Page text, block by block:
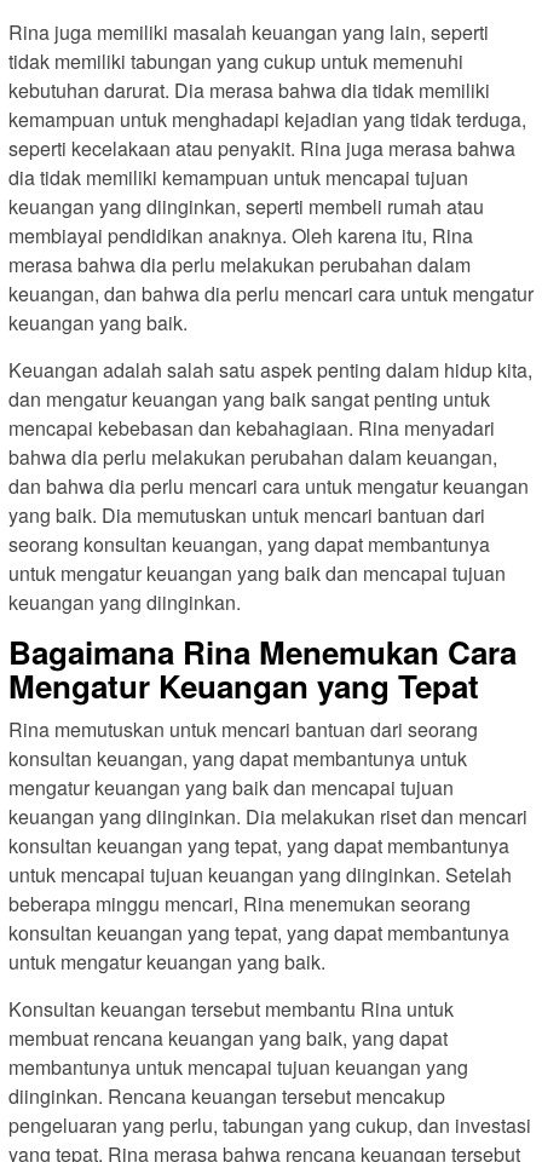
Rina juga memiliki masalah keuangan yang lain, seperti
tidak memiliki tabungan yang cukup untuk memenuhi
kebutuhan darurat. Dia merasa bahwa dia tidak memiliki
kemampuan untuk menghadapi kejadian yang tidak terduga,
seperti kecelakaan atau penyakit. Rina juga merasa bahwa
dia tidak memiliki kemampuan untuk mencapai tujuan
keuangan yang diinginkan, seperti membeli rumah atau
membiayai pendidikan anaknya. Oleh karena itu, Rina
merasa bahwa dia perlu melakukan perubahan dalam
keuangan, dan bahwa dia perlu mencari cara untuk mengatur
keuangan yang baik.
Keuangan adalah salah satu aspek penting dalam hidup kita,
dan mengatur keuangan yang baik sangat penting untuk
mencapai kebebasan dan kebahagiaan. Rina menyadari
bahwa dia perlu melakukan perubahan dalam keuangan,
dan bahwa dia perlu mencari cara untuk mengatur keuangan
yang baik. Dia memutuskan untuk mencari bantuan dari
seorang konsultan keuangan, yang dapat membantunya
untuk mengatur keuangan yang baik dan mencapai tujuan
keuangan yang diinginkan.
Bagaimana Rina Menemukan Cara
Mengatur Keuangan yang Tepat
Rina memutuskan untuk mencari bantuan dari seorang
konsultan keuangan, yang dapat membantunya untuk
mengatur keuangan yang baik dan mencapai tujuan
keuangan yang diinginkan. Dia melakukan riset dan mencari
konsultan keuangan yang tepat, yang dapat membantunya
untuk mencapai tujuan keuangan yang diinginkan. Setelah
beberapa minggu mencari, Rina menemukan seorang
konsultan keuangan yang tepat, yang dapat membantunya
untuk mengatur keuangan yang baik.
Konsultan keuangan tersebut membantu Rina untuk
membuat rencana keuangan yang baik, yang dapat
membantunya untuk mencapai tujuan keuangan yang
diinginkan. Rencana keuangan tersebut mencakup
pengeluaran yang perlu, tabungan yang cukup, dan investasi
yang tepat. Rina merasa bahwa rencana keuangan tersebut